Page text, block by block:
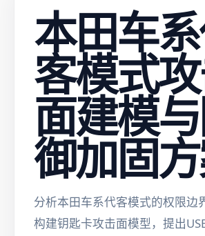
本田车
客模式
面建模
御加固
分析本田车系代客模式的权限边
构建钥匙卡攻击面模型，提出